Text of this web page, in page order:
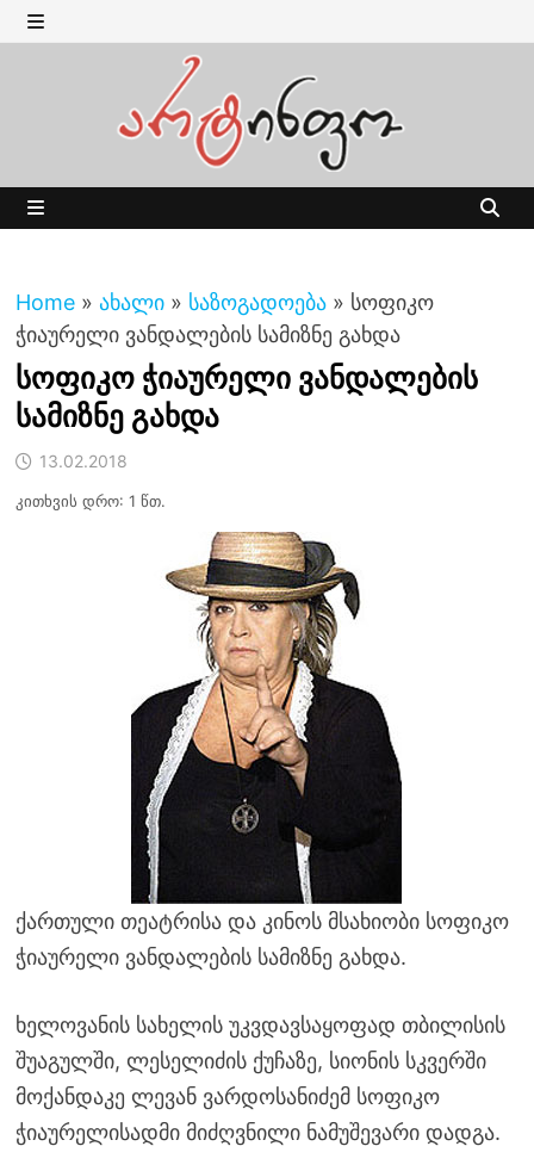
Skip
to MENU
Home » ახალი » საზოგადოება » სოფიკო
ჭიაურელი ვანდალების სამიზნე გახდა
სოფიკო ჭიაურელი ვანდალების
სამიზნე გახდა
13.02.2018
კითხვის დრო: 1 წთ.
ქართული თეატრისა და კინოს მსახიობი სოფიკო
ჭიაურელი ვანდალების სამიზნე გახდა.
ხელოვანის სახელის უკვდავსაყოფად თბილისის
შუაგულში, ლესელიძის ქუჩაზე, სიონის სკვერში
მოქანდაკე ლევან ვარდოსანიძემ სოფიკო
ჭიაურელისადმი მიძღვნილი ნამუშევარი დადგა.